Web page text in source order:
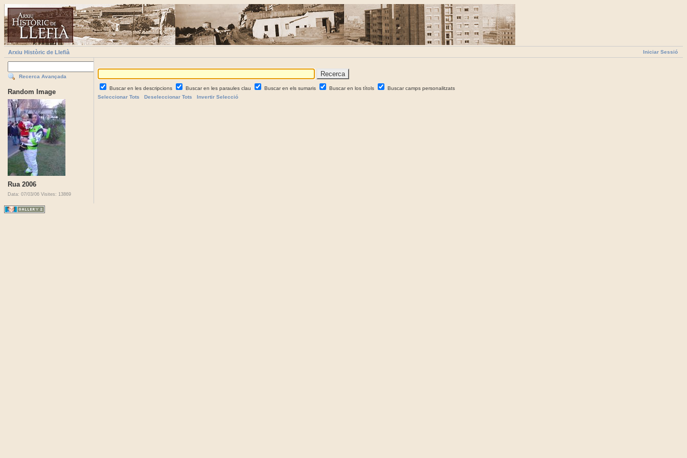
Iniciar Sessió
Arxiu Històric de Llefià
Recerca Avançada
Random Image
Rua 2006
Data: 07/03/06 Visites: 13869
Buscar en les descripcions Buscar en les paraules clau Buscar en els sumaris Buscar en los títols
Buscar camps personalitzats
Seleccionar Tots
Deseleccionar Tots Invertir Selecció